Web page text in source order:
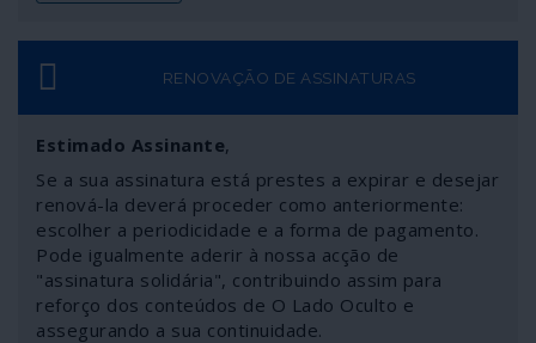
RENOVAÇÃO DE ASSINATURAS
Estimado Assinante,
Se a sua assinatura está prestes a expirar e desejar
renová-la deverá proceder como anteriormente:
escolher a periodicidade e a forma de pagamento.
Pode igualmente aderir à nossa acção de
"assinatura solidária", contribuindo assim para
reforço dos conteúdos de O Lado Oculto e
assegurando a sua continuidade.